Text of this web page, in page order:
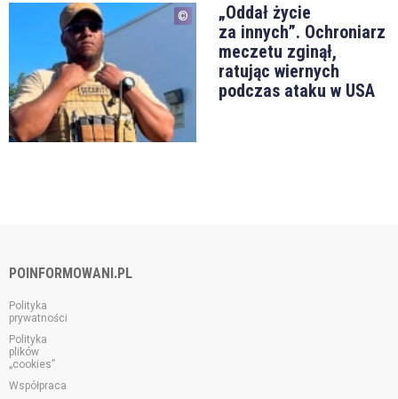
„Oddał życie
za innych”. Ochroniarz
meczetu zginął,
ratując wiernych
podczas ataku w USA
POINFORMOWANI.PL
Polityka
prywatności
Polityka
plików
„cookies”
Współpraca